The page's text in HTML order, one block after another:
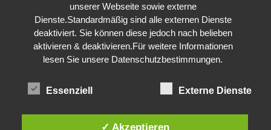
unserer Webseite sowie externe
Dienste.Standardmäßig sind alle externen Dienste
deaktiviert. Sie können diese jedoch nach belieben
aktivieren & deaktivieren.Für weitere Informationen
lesen Sie unsere Datenschutzbestimmungen.
Essenziell Externe Dienste
✓ Akzeptieren